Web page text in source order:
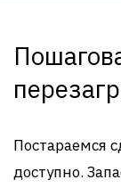
Постараемся
доступно.